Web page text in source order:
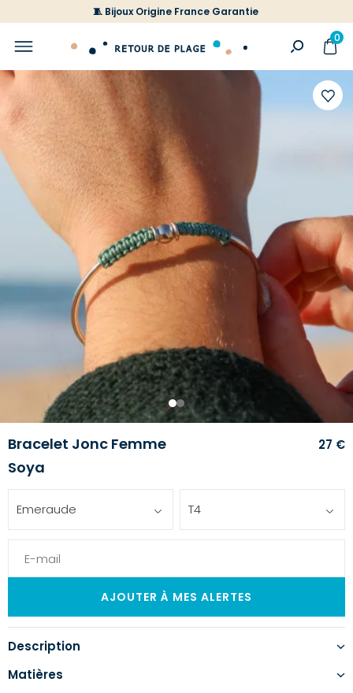
🧵 Bijoux Origine France Garantie
0
1 2
Bracelet Jonc Femme
Soya
27 €
Emeraude T4
Description
Matières